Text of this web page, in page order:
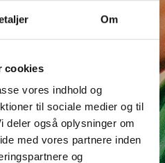
Om
cookies
vores indhold og
til sociale medier og til
deler også oplysninger om
med vores partnere inden
og